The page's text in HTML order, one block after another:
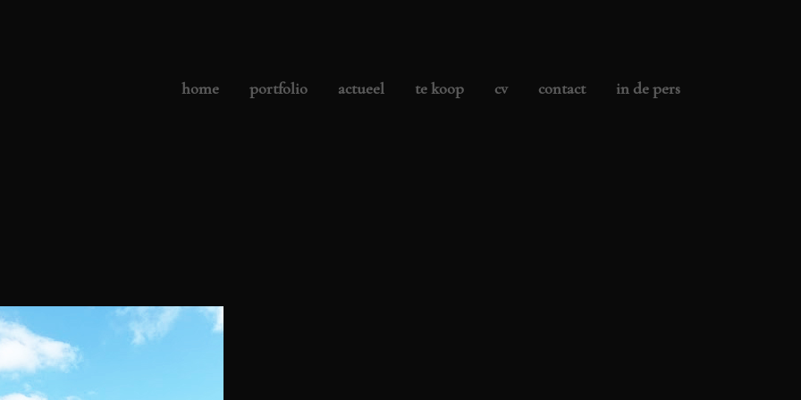
home portfolio actueel te koop cv contact in de pers